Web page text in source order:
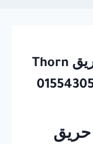
صيانة نظام انذار حريق Thorn
حريق